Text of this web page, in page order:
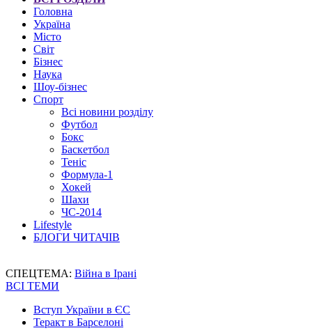
Головна
Україна
Місто
Світ
Бізнес
Наука
Шоу-бізнес
Спорт
Всі новини розділу
Футбол
Бокс
Баскетбол
Теніс
Формула-1
Хокей
Шахи
ЧС-2014
Lifestyle
БЛОГИ ЧИТАЧІВ
СПЕЦТЕМА: Війна в Ірані
ВСІ ТЕМИ
Вступ України в ЄС
Теракт в Барселоні